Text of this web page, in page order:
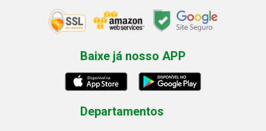
Baixe já nosso APP
Departamentos